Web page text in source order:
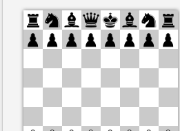
Wit
DyGabplayer12 (1420) (+11)
Zwart
JeLopes (1329) (-11)